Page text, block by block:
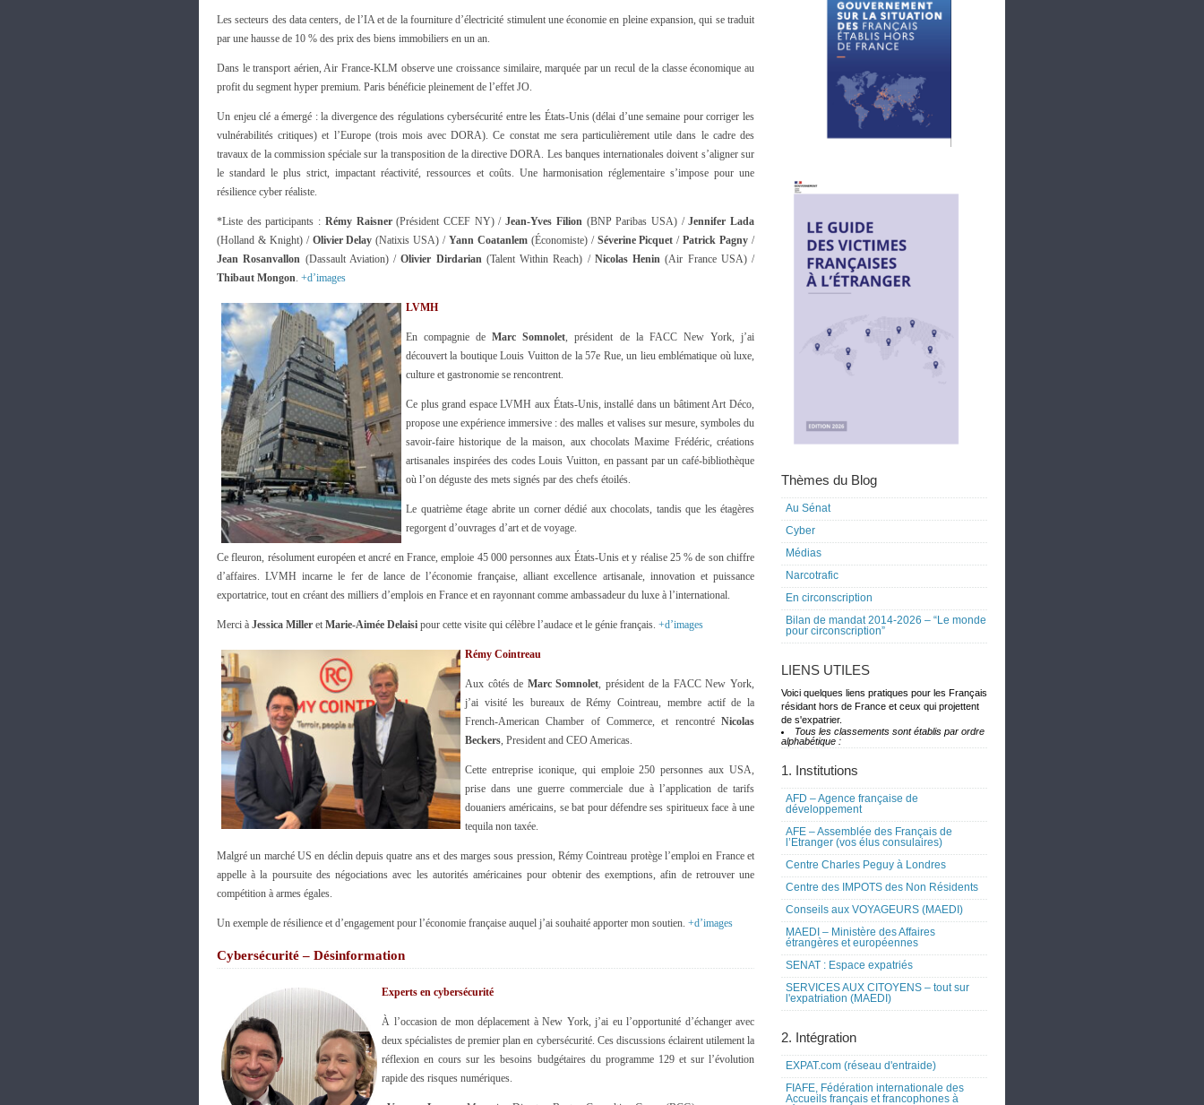
Les secteurs des data centers, de l’IA et de la fourniture d’électricité stimulent une économie en pleine expansion, qui se traduit
par une hausse de 10 % des prix des biens immobiliers en un an.
Dans le transport aérien, Air France-KLM observe une croissance similaire, marquée par un recul de la classe économique au
profit du segment hyper premium. Paris bénéficie pleinement de l’effet JO.
Un enjeu clé a émergé : la divergence des régulations cybersécurité entre les États-Unis (délai d’une semaine pour corriger les
vulnérabilités critiques) et l’Europe (trois mois avec DORA). Ce constat me sera particulièrement utile dans le cadre des
travaux de la commission spéciale sur la transposition de la directive DORA. Les banques internationales doivent s’aligner sur
le standard le plus strict, impactant réactivité, ressources et coûts. Une harmonisation réglementaire s’impose pour une
résilience cyber réaliste.
*Liste des participants : Rémy Raisner(Président CCEF NY) /Jean-Yves Filion(BNP Paribas USA) /Jennifer Lada
(Holland & Knight) / ⁠ Olivier Delay (Natixis USA) /Yann Coatanlem(Économiste) / ⁠Séverine Picquet / ⁠Patrick Pagny /
Jean Rosanvallon (Dassault Aviation) /Olivier Dirdarian(Talent Within Reach) / Nicolas Henin (Air France USA) /
Thibaut Mongon. +d’images
LVMH
En compagnie deMarc Somnolet, président de la FACC New York, j’ai
découvert la boutique Louis Vuitton de la 57e Rue, un lieu emblématique où luxe,
culture et gastronomie se rencontrent.
Ce plus grand espace LVMH aux États-Unis, installé dans un bâtiment Art Déco,
propose une expérience immersive : des malles et valises sur mesure, symboles du
savoir-faire historique de la maison, aux chocolats Maxime Frédéric, créations
artisanales inspirées des codes Louis Vuitton, en passant par un café-bibliothèque
où l’on déguste des mets signés par des chefs étoilés.
Le quatrième étage abrite un corner dédié aux chocolats, tandis que les étagères
regorgent d’ouvrages d’art et de voyage.
Ce fleuron, résolument européen et ancré en France, emploie 45 000 personnes aux États-Unis et y réalise 25 % de son chiffre
d’affaires. LVMH incarne le fer de lance de l’économie française, alliant excellence artisanale, innovation et puissance
exportatrice, tout en créant des milliers d’emplois en France et en rayonnant comme ambassadeur du luxe à l’international.
Merci à Jessica Miller et Marie-Aimée Delaisi pour cette visite qui célèbre l’audace et le génie français. +d’images
Rémy Cointreau
Aux côtés de Marc Somnolet, président de la FACC New York,
j’ai visité les bureaux de Rémy Cointreau, membre actif de la
French-American Chamber of Commerce, et rencontré Nicolas
Beckers, President and CEO Americas.
Cette entreprise iconique, qui emploie 250 personnes aux USA,
prise dans une guerre commerciale due à l’application de tarifs
douaniers américains, se bat pour défendre ses spiritueux face à une
tequila non taxée.
Malgré un marché US en déclin depuis quatre ans et des marges sous pression, Rémy Cointreau protège l’emploi en France et
appelle à la poursuite des négociations avec les autorités américaines pour obtenir des exemptions, afin de retrouver une
compétition à armes égales.
Un exemple de résilience et d’engagement pour l’économie française auquel j’ai souhaité apporter mon soutien. +d’images
Cybersécurité – Désinformation
Experts en cybersécurité
À l’occasion de mon déplacement à New York, j’ai eu l’opportunité d’échanger avec
deux spécialistes de premier plan en cybersécurité. Ces discussions éclairent utilement la
réflexion en cours sur les besoins budgétaires du programme 129 et sur l’évolution
rapide des risques numériques.
Thèmes du Blog
Au Sénat
Cyber
Médias
Narcotrafic
En circonscription
Bilan de mandat 2014-2026 – “Le monde
pour circonscription”
LIENS UTILES
Voici quelques liens pratiques pour les Français
résidant hors de France et ceux qui projettent
de s'expatrier.
Tous les classements sont établis par ordre
alphabétique :
1. Institutions
AFD – Agence française de
développement
AFE – Assemblée des Français de
l’Etranger (vos élus consulaires)
Centre Charles Peguy à Londres
Centre des IMPOTS des Non Résidents
Conseils aux VOYAGEURS (MAEDI)
MAEDI – Ministère des Affaires
étrangères et européennes
SENAT : Espace expatriés
SERVICES AUX CITOYENS – tout sur
l'expatriation (MAEDI)
2. Intégration
EXPAT.com (réseau d'entraide)
FIAFE, Fédération internationale des
Accueils français et francophones à